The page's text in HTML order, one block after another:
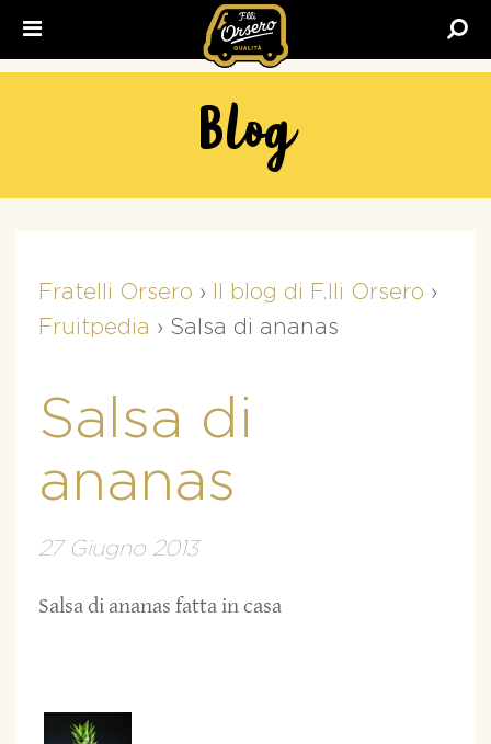
Blog
Fratelli Orsero › Il blog di F.lli Orsero ›
Fruitpedia › Salsa di ananas
Salsa di
ananas
27 Giugno 2013
Salsa di ananas fatta in casa